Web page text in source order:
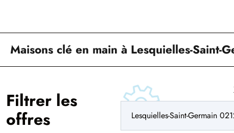
Maisons clé en main à Lesquielles-Saint-
Filtrer les
offres